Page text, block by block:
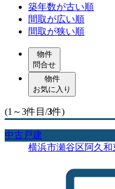
築年数が古い順
間取が広い順
間取が狭い順
物件
問合せ
物件
お気に入り
(1～3件目/3件)
中古戸建
横浜市瀬谷区阿久